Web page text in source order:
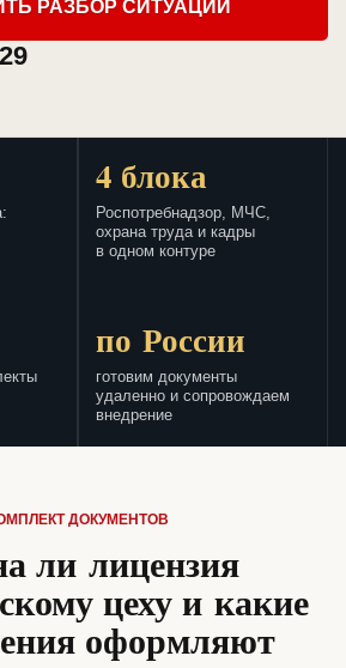
РАЗБОР СИТУАЦИИ
4 блока
Роспотребнадзор, МЧС,
охрана труда и кадры
в одном контуре
по России
готовим документы
удаленно и сопровождаем
внедрение
ДОКУМЕНТОВ
ли лицензия
цеху и какие
оформляют